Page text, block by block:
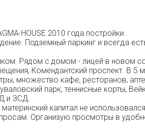
HOUSE 2010 года постройки.
Подземный паркинг и всегда
Рядом с домом - лицей в новом
Комендантский проспект. В 5
множество кафе, ресторанов,
парк, теннисные корты,
и ЗСД.
капитал не
Организую просмотры в